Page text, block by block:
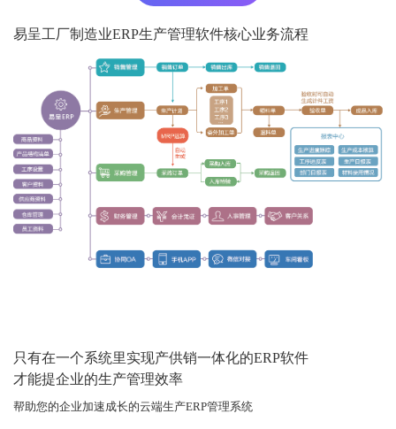
易呈工厂制造业ERP生产管理软件核心业务流程
只有在一个系统里实现产供销一体化的ERP软件
才能提企业的生产管理效率
帮助您的企业加速成长的云端生产ERP管理系统